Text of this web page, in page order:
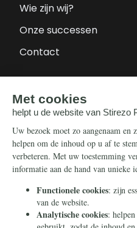
Wie zijn wij?
Onze successen
Contact
Steun ons
Nieuwsbrief
Eenmalig
Maandelijks
Periodiek